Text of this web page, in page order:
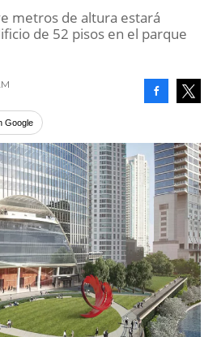
metros de altura estará
de 52 pisos en el parque
Google